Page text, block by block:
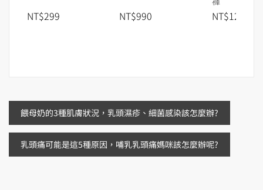
NT$299 NT$990 NT$1280
文
章
餵母奶的3種肌膚狀況，乳頭濕疹、細菌感染該怎麼辦?
乳頭痛可能是這5種原因，哺乳乳頭痛媽咪該怎麼辦呢?